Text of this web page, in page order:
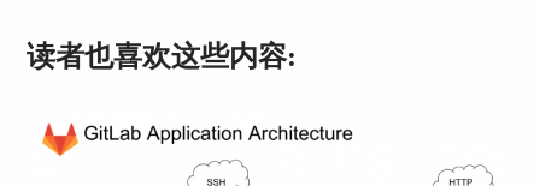
综上所述，GitLab通过强大的加密算法、完善的密
钥管理和严格的访问控制，能够提供较高的代码加
和安全策略，选择合适的加密方法和配置，确保代
码的安全性。
读者也喜欢这些内容: